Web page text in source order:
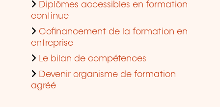
Diplômes accessibles en formation
continue
Cofinancement de la formation en
entreprise
Le bilan de compétences
Devenir organisme de formation
agréé